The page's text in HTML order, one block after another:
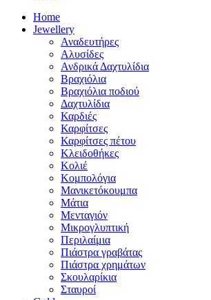
Home
Jewellery
Αναδευτήρες
Αλυσίδες
Ανδρικά Δαχτυλίδια
Βραχιόλια
Βραχιόλια ποδιού
Δαχτυλίδια
Καρδιές
Καρφίτσες
Καρφίτσες πέτου
Κλειδοθήκες
Κολιέ
Κομπολόγια
Μανικετόκουμπα
Μάτια
Μενταγιόν
Μικρογλυπτική
Περιλαίμια
Πιάστρα γραβάτας
Πιάστρα χρημάτων
Σκουλαρίκια
Σταυροί